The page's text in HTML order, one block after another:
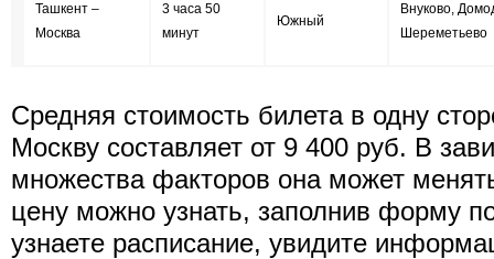
Ташкент –
Москва
3 часа 50
минут
Южный
Внуково,
Шереметьево
Средняя стоимость билета в одну
Москву составляет от 9 400 руб. В
множества факторов она может
цену можно узнать, заполнив форму
узнаете расписание, увидите